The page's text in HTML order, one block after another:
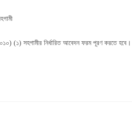
(১) সহগামীর নির্ধারিত আবেদন ফরম পূরণ করতে হবে।